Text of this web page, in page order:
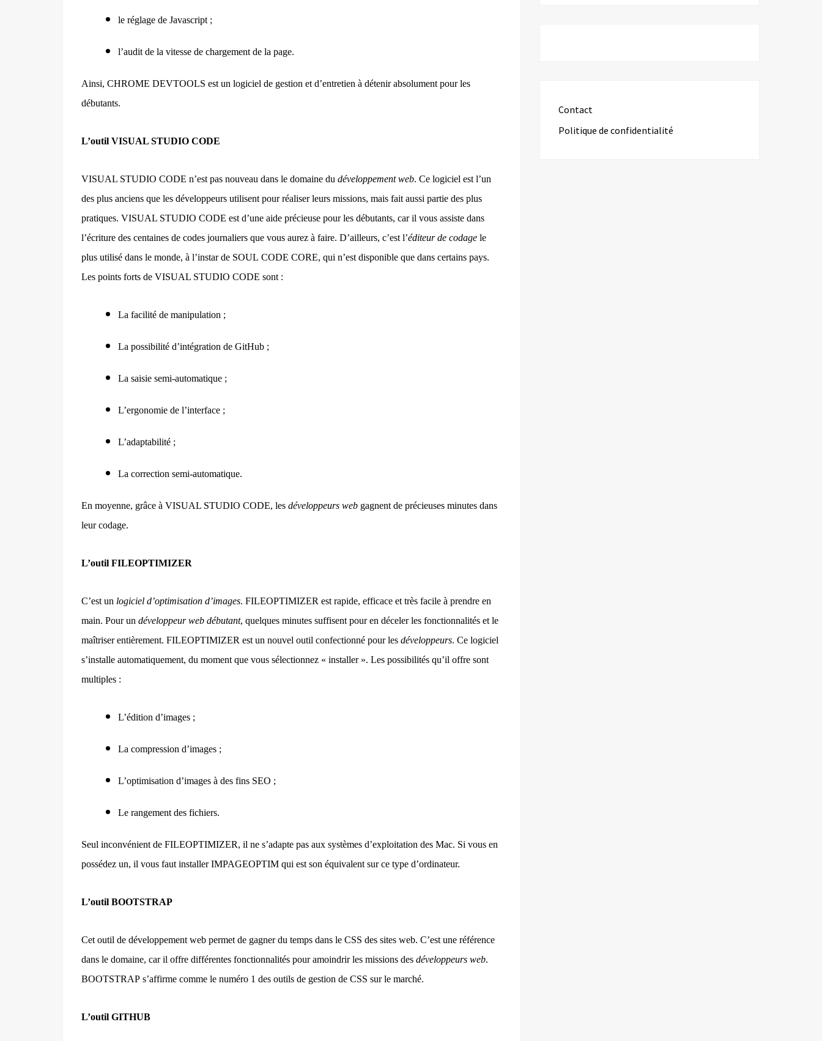
le réglage de Javascript ;
l’audit de la vitesse de chargement de la page.
Ainsi, CHROME DEVTOOLS est un logiciel de gestion et d’entretien à détenir absolument pour les
débutants.
L’outil VISUAL STUDIO CODE
VISUAL STUDIO CODE n’est pas nouveau dans le domaine du développement web. Ce logiciel est l’un
des plus anciens que les développeurs utilisent pour réaliser leurs missions, mais fait aussi partie des plus
pratiques. VISUAL STUDIO CODE est d’une aide précieuse pour les débutants, car il vous assiste dans
l’écriture des centaines de codes journaliers que vous aurez à faire. D’ailleurs, c’est l’éditeur de codage le
plus utilisé dans le monde, à l’instar de SOUL CODE CORE, qui n’est disponible que dans certains pays.
Les points forts de VISUAL STUDIO CODE sont :
La facilité de manipulation ;
La possibilité d’intégration de GitHub ;
La saisie semi-automatique ;
L’ergonomie de l’interface ;
L’adaptabilité ;
La correction semi-automatique.
En moyenne, grâce à VISUAL STUDIO CODE, les développeurs web gagnent de précieuses minutes dans
leur codage.
L’outil FILEOPTIMIZER
C’est un logiciel d’optimisation d’images. FILEOPTIMIZER est rapide, efficace et très facile à prendre en
main. Pour un développeur web débutant, quelques minutes suffisent pour en déceler les fonctionnalités et le
maîtriser entièrement. FILEOPTIMIZER est un nouvel outil confectionné pour les développeurs. Ce logiciel
s’installe automatiquement, du moment que vous sélectionnez « installer ». Les possibilités qu’il offre sont
multiples :
L’édition d’images ;
La compression d’images ;
L’optimisation d’images à des fins SEO ;
Le rangement des fichiers.
Seul inconvénient de FILEOPTIMIZER, il ne s’adapte pas aux systèmes d’exploitation des Mac. Si vous en
possédez un, il vous faut installer IMPAGEOPTIM qui est son équivalent sur ce type d’ordinateur.
L’outil BOOTSTRAP
Cet outil de développement web permet de gagner du temps dans le CSS des sites web. C’est une référence
dans le domaine, car il offre différentes fonctionnalités pour amoindrir les missions des développeurs web.
BOOTSTRAP s’affirme comme le numéro 1 des outils de gestion de CSS sur le marché.
L’outil GITHUB
Contact
Politique de confidentialité